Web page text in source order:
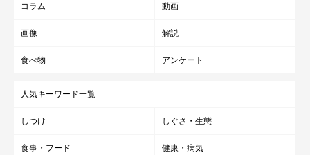
コラム 動画
画像 解説
食べ物 アンケート
人気キーワード一覧
しつけ しぐさ・生態
食事・フード 健康・病気